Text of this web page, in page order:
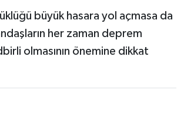
büyük hasara yol açmasa da
her zaman deprem
olmasının önemine dikkat